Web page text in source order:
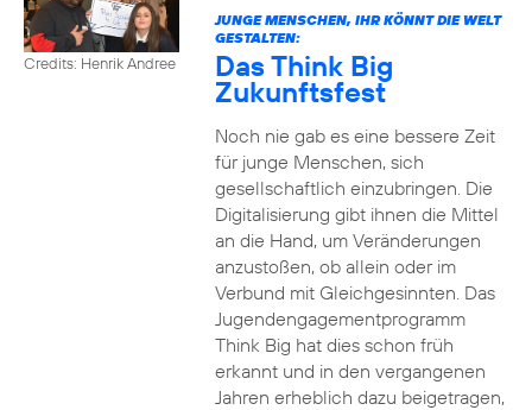
Credits: Henrik Andree
JUNGE MENSCHEN, IHR KÖNNT DIE WELT
GESTALTEN:
Das Think Big
Zukunftsfest
Noch nie gab es eine bessere Zeit
für junge Menschen, sich
gesellschaftlich einzubringen. Die
Digitalisierung gibt ihnen die Mittel
an die Hand, um Veränderungen
anzustoßen, ob allein oder im
Verbund mit Gleichgesinnten. Das
Jugendengagementprogramm
Think Big hat dies schon früh
erkannt und in den vergangenen
Jahren erheblich dazu beigetragen,